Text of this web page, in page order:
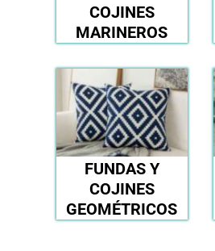
COJINES
MARINEROS
FUNDAS Y
COJINES
GEOMÉTRICOS